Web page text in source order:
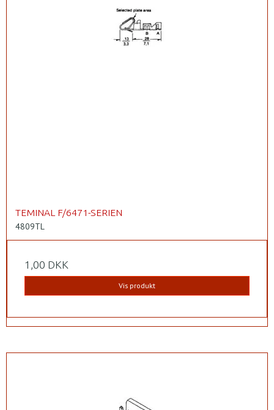
TEMINAL F/6471-SERIEN
4809TL
1,00 DKK
Vis produkt